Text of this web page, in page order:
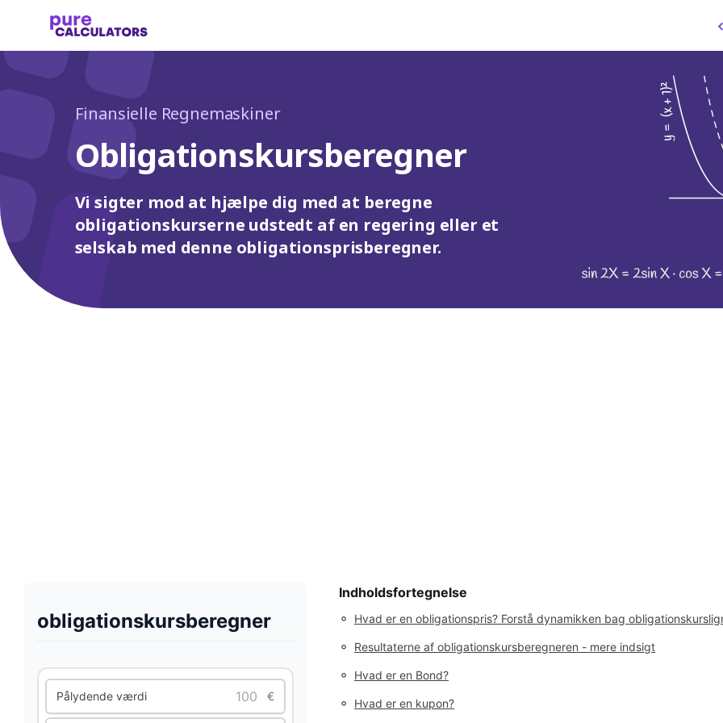
Finansielle Regnemaskiner
Obligationskursberegner
Vi sigter mod at hjælpe dig med at beregne
obligationskurserne udstedt af en regering eller et
selskab med denne obligationsprisberegner.
obligationskursberegner
Pålydende værdi €
Indholdsfortegnelse
◦ Hvad er en obligationspris? Forstå dynamikken bag
◦ Resultaterne af obligationskursberegneren - mere indsigt
◦ Hvad er en Bond?
◦ Hvad er en kupon?